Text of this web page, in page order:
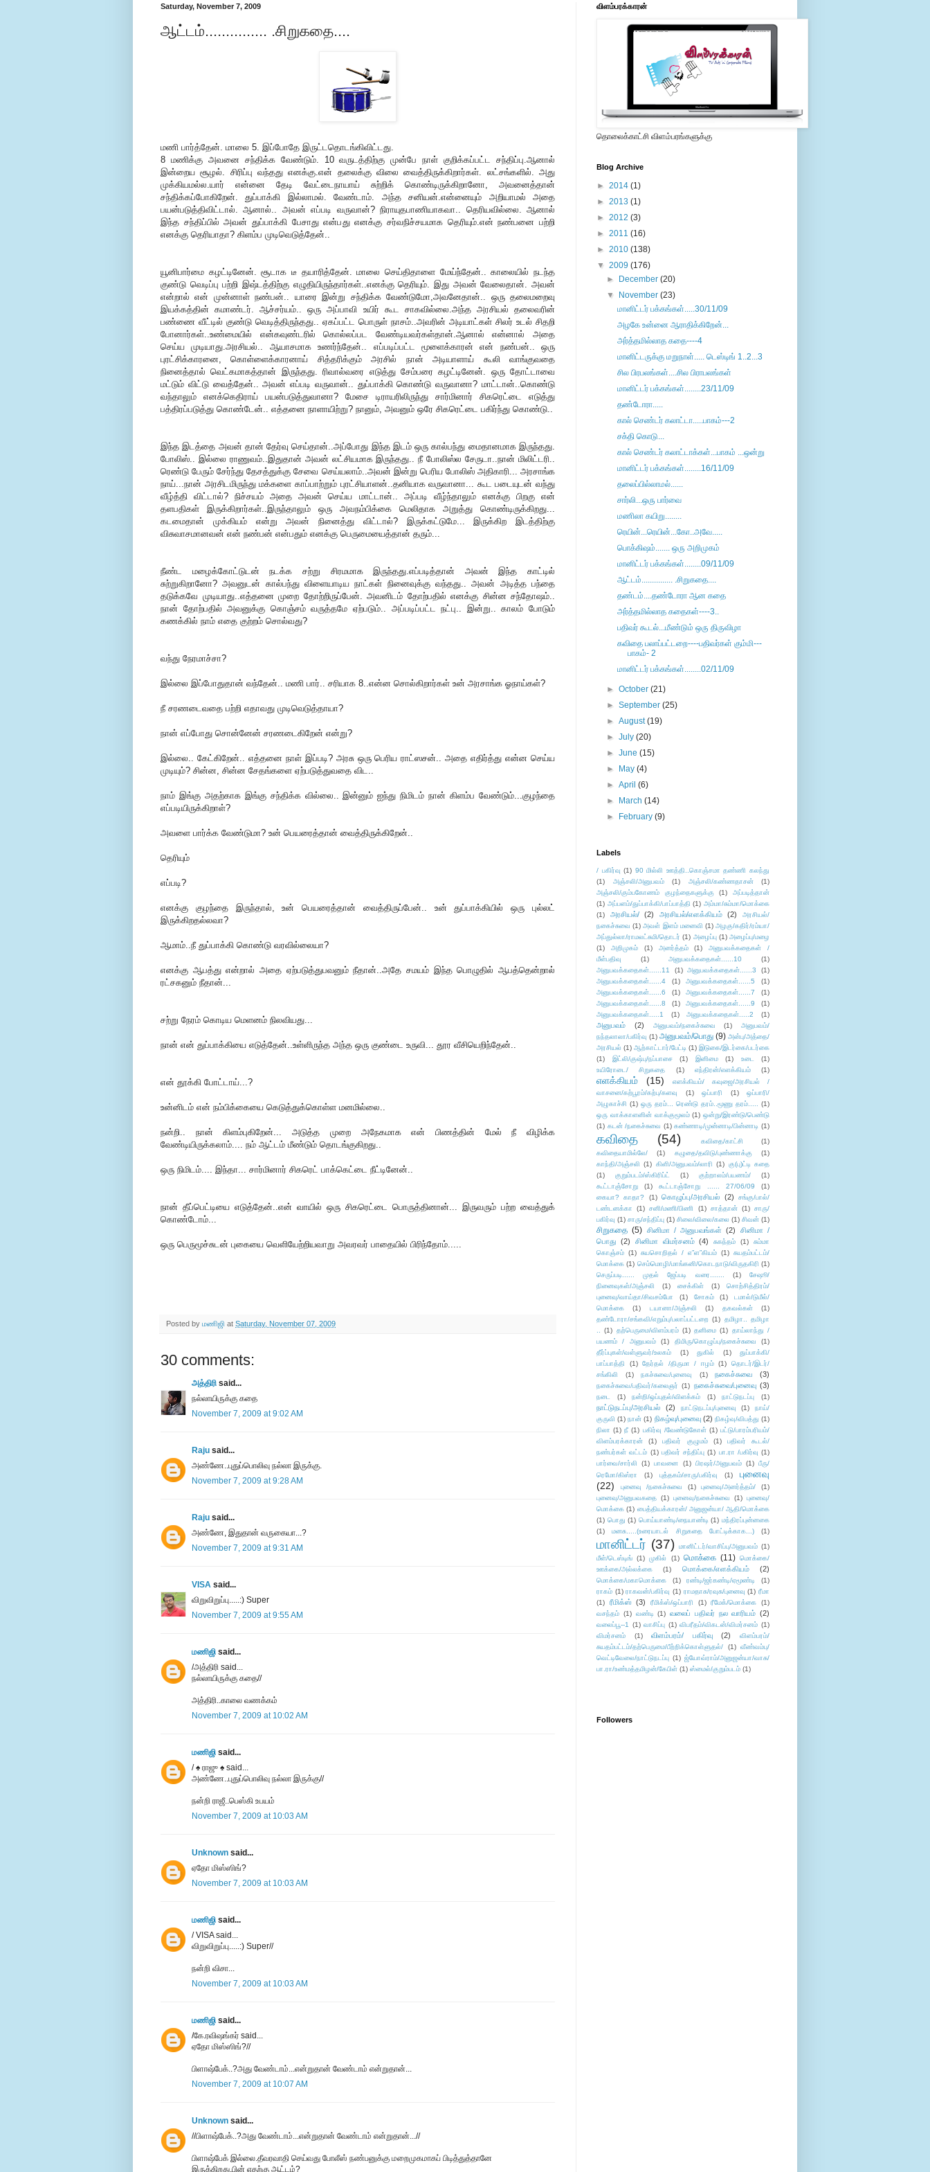
Saturday, November 7, 2009
ஆட்டம்............... .சிறுகதை....
மணி பார்த்தேன். மாலை 5. இப்போதே இருட்டதொடங்கிவிட்டது.
8 மணிக்கு அவனை சந்திக்க வேண்டும். 10 வருடத்திற்கு முன்பே நாள் குறிக்கப்பட்ட சந்திப்பு.ஆனால்
இன்றைய சூழல். சிரிப்பு வந்தது எனக்கு.என் தலைக்கு விலை வைத்திருக்கிறார்கள். லட்சங்களில். அது
முக்கியமல்ல.யார் என்னை தேடி வேட்டைநாயாய் சுற்றிக் கொண்டிருக்கிறானோ, அவனைத்தான்
சந்திக்கப்போகிறேன். துப்பாக்கி இல்லாமல். வேண்டாம். அந்த சனியன்.என்னையும் அறியாமல் அதை
பயன்படுத்திவிட்டால். ஆனால்.. அவன் எப்படி வருவான்? நிராயுதபாணியாகவா.. தெரியவில்லை. ஆனால்
இந்த சந்திப்பில் அவன் துப்பாக்கி பேசாது என்பது எனக்கு சர்வநிச்சயமாக தெரியும்.என் நண்பனை பற்றி
எனக்கு தெரியாதா? கிளம்ப முடிவெடுத்தேன்..
யூனிபார்மை கழட்டினேன். சூடாக டீ தயாரித்தேன். மாலை செய்திதாளை மேய்ந்தேன்.. காலையில் நடந்த
குண்டு வெடிப்பு பற்றி இஷ்டத்திற்கு எழுதியிருந்தார்கள்..எனக்கு தெரியும். இது அவன் வேலைதான். அவன்
என்றால் என் முன்னாள் நண்பன்.. யாரை இன்று சந்திக்க வேண்டுமோ,அவனேதான்.. ஒரு தலைமறைவு
இயக்கத்தின் கமாண்டர். ஆச்சர்யம்.. ஒரு அப்பாவி உயிர் கூட சாகவில்லை.அந்த அரசியல் தலைவரின்
பண்ணை வீட்டில் குண்டு வெடித்திருந்தது.. ஏகப்பட்ட பொருள் நாசம்..அவரின் அடியாட்கள் சிலர் உடல் சிதறி
போனார்கள்..உண்மையில் என்கவுண்டரில் கொல்லப்பட வேண்டியவர்கள்தான்.ஆனால் என்னால் அதை
செய்ய முடியாது.அரசியல்.. ஆயாசமாக உணர்ந்தேன்.. எப்படிப்பட்ட மூளைக்காரன் என் நண்பன்.. ஒரு
புரட்சிக்காரனை, கொள்ளைக்காரனாய் சித்தரிக்கும் அரசில் நான் அடியாளாய் கூலி வாங்குவதை
நினைத்தால் வெட்கமாகத்தான் இருந்தது. ரிவால்வரை எடுத்து சேம்பரை கழட்டினேன். ஒரு தோட்டாவை
மட்டும் விட்டு வைத்தேன்.. அவன் எப்படி வருவான்.. துப்பாக்கி கொண்டு வருவானா? மாட்டான்..கொண்டு
வந்தாலும் எனக்கெதிராய் பயன்படுத்துவானா? மேசை டிராயரிலிருந்து சார்மினார் சிகரெட்டை எடுத்து
பத்திரப்படுத்து கொண்டேன்.. எத்தனை நாளாயிற்று? நானும், அவனும் ஒரே சிகரெட்டை பகிர்ந்து கொண்டு..
இந்த இடத்தை அவன் தான் தேர்வு செய்தான்..அப்போது இந்த இடம் ஒரு கால்பந்து மைதானமாக இருந்தது.
போலிஸ்.. இல்லை ராணுவம்..இதுதான் அவன் லட்சியமாக இருந்தது.. நீ போலிஸ்ல சேருடா..நான் மிலிட்டரி..
ரெண்டு பேரும் சேர்ந்து தேசத்துக்கு சேவை செய்யலாம்..அவன் இன்று பெரிய போலிஸ் அதிகாரி... அரசாங்க
நாய்...நான் அரசிடமிருந்து மக்களை காப்பாற்றும் புரட்சியாளன்..தனியாக வருவானா... கூட படையுடன் வந்து
வீழ்த்தி விட்டால்? நிச்சயம் அதை அவன் செய்ய மாட்டான்.. அப்படி வீழ்ந்தாலும் எனக்கு பிறகு என்
தளபதிகள் இருக்கிறார்கள்..இருந்தாலும் ஒரு அவநம்பிக்கை மெலிதாக அறுத்து கொண்டிருக்கிறது...
கடமைதான் முக்கியம் என்று அவன் நினைத்து விட்டால்? இருக்கட்டுமே... இருக்கிற இடத்திற்கு
விசுவாசமானவன் என் நண்பன் என்பதும் எனக்கு பெருமையைத்தான் தரும்...
நீண்ட மழைக்கோட்டுடன் நடக்க சற்று சிரமமாக இருந்தது.எப்படித்தான் அவன் இந்த காட்டில்
சுற்றுகிறானோ? அவனுடன் கால்பந்து விளையாடிய நாட்கள் நினைவுக்கு வந்தது.. அவன் அடித்த பந்தை
தடுக்கவே முடியாது..எத்தனை முறை தோற்றிருப்பேன். அவனிடம் தோற்பதில் எனக்கு சின்ன சந்தோஷம்..
நான் தோற்பதில் அவனுக்கு கொஞ்சம் வருத்தமே ஏற்படும்.. அப்படிப்பட்ட நட்பு.. இன்று.. காலம் போடும்
கணக்கில் நாம் எதை குற்றம் சொல்வது?
வந்து நேரமாச்சா?
இல்லை இப்போதுதான் வந்தேன்.. மணி பார்.. சரியாக 8..என்ன சொல்கிறார்கள் உன் அரசாங்க ஓநாய்கள்?
நீ சரணடைவதை பற்றி எதாவது முடிவெடுத்தாயா?
நான் எப்போது சொன்னேன் சரணடைகிறேன் என்று?
இல்லை.. கேட்கிறேன்.. எத்தனை நாள் இப்படி? அரசு ஒரு பெரிய ராட்ஸசன்.. அதை எதிர்த்து என்ன செய்ய
முடியும்? சின்ன, சின்ன சேதங்களை ஏற்படுத்துவதை விட..
நாம் இங்கு அதற்காக இங்கு சந்திக்க வில்லை.. இன்னும் ஐந்து நிமிடம் நான் கிளம்ப வேண்டும்...குழந்தை
எப்படியிருக்கிறாள்?
அவளை பார்க்க வேண்டுமா? உன் பெயரைத்தான் வைத்திருக்கிறேன்..
தெரியும்
எப்படி?
எனக்கு குழந்தை இருந்தால், உன் பெயரைத்தான் வைத்திருப்பேன்.. உன் துப்பாக்கியில் ஒரு புல்லட்
இருக்கிறதல்லவா?
ஆமாம்..நீ துப்பாக்கி கொண்டு வரவில்லையா?
எனக்கு ஆபத்து என்றால் அதை ஏற்படுத்துபவனும் நீதான்..அதே சமயம் இந்த பொழுதில் ஆபத்தென்றால்
ரட்சகனும் நீதான்...
சற்று நேரம் கொடிய மெளனம் நிலவியது...
நான் என் துப்பாக்கியை எடுத்தேன்..உள்ளிருந்த அந்த ஒரு குண்டை உருவி... தூர வீசியெறிந்தேன்..
என் தூக்கி போட்டாய்...?
உன்னிடம் என் நம்பிக்கையை கெடுத்துக்கொள்ள மனமில்லை..
நன்றி.. நான் கிளம்புகிறேன்... அடுத்த முறை அநேகமாக என் பிணத்தின் மேல் நீ விழிக்க
வேண்டியிருக்கலாம்.... நம் ஆட்டம் மீண்டும் தொடங்குகிறது..
ஒரு நிமிடம்.... இந்தா... சார்மினார் சிகரெட் பாக்கெட்டை நீட்டினேன்..
நான் தீப்பெட்டியை எடுத்தேன்..என் வாயில் ஒரு சிகரெட்டை பொருத்தினான்... இருவரும் பற்ற வைத்துக்
கொண்டோம்...
ஒரு பெருமூச்சுடன் புகையை வெளியேற்றியவாறு அவரவர் பாதையில் பிரிந்தோம்.....
Posted by மணிஜி at Saturday, November 07, 2009
30 comments:
அத்திரி said...
நல்லாயிருக்கு கதை
November 7, 2009 at 9:02 AM
Raju said...
அண்ணே..புதுப்பொலிவு நல்லா இருக்கு.
November 7, 2009 at 9:28 AM
Raju said...
அண்ணே, இதுதான் வருகையா...?
November 7, 2009 at 9:31 AM
VISA said...
விறுவிறுப்பு.....:) Super
November 7, 2009 at 9:55 AM
மணிஜி said...
/அத்திரி said...
நல்லாயிருக்கு கதை//
அத்திரி..காலை வணக்கம்
November 7, 2009 at 10:02 AM
மணிஜி said...
/ ♠ ராஜு ♠ said...
அண்ணே..புதுப்பொலிவு நல்லா இருக்கு//
நன்றி ராஜீ..பெஸ்கி உபயம்
November 7, 2009 at 10:03 AM
Unknown said...
ஏதோ மிஸ்ஸிங்?
November 7, 2009 at 10:03 AM
மணிஜி said...
/ VISA said...
விறுவிறுப்பு.....:) Super//
நன்றி விசா...
November 7, 2009 at 10:03 AM
மணிஜி said...
/கே.ரவிஷங்கர் said...
ஏதோ மிஸ்ஸிங்?//
பிளாஷ்பேக்..?அது வேண்டாம்...என்றுதான் வேண்டாம் என்றுதான்...
November 7, 2009 at 10:07 AM
Unknown said...
//பிளாஷ்பேக்..?அது வேண்டாம்...என்றுதான் வேண்டாம் என்றுதான்...//
பிளாஷ்பேக் இல்லை.தீவரவாதி செய்வது போலீஸ் நண்பனுக்கு மறைமுகமாகப் பிடித்துத்தானே
இருக்கிறது.பின் எதற்கு ஆட்டம்?
விளம்பரக்காரன்
தொலைக்காட்சி விளம்பரங்களுக்கு
Blog Archive
► 2014 (1)
► 2013 (1)
► 2012 (3)
► 2011 (16)
► 2010 (138)
▼ 2009 (176)
►
December(20)
▼
November(23)
மானிட்டர் பக்கங்கள்.....30/11/09
அழகே உன்னை ஆராதிக்கிறேன்...
அர்த்தமில்லாத கதை----4
மானிட்டருக்கு மறுநாள்..... டெஸ்டிங் 1..2...3
சில பிரபலங்கள்....சில பிராபலங்கள்
மானிட்டர் பக்கங்கள்........23/11/09
தண்டோரா.....
கால் செண்டர் கலாட்டா.....பாகம்---2
சக்தி கொடு...
கால் செண்டர் கலாட்டாக்கள்...பாகம் ...ஒன்று
மானிட்டர் பக்கங்கள்........16/11/09
தலைப்பில்லாமல்......
சார்லி...ஒரு பார்வை
மணிலா கயிறு........
ரெயின்...ரெயின்...கோ..அவே.....
பொக்கிஷம்....... ஒரு அறிமுகம்
மானிட்டர் பக்கங்கள்........09/11/09
ஆட்டம்............... .சிறுகதை....
தண்டம்....தண்டோரா ஆன கதை
அர்த்தமில்லாத கதைகள்----3..
பதிவர் கூடல்...மீண்டும் ஒரு திருவிழா
கவிதை பலாப்பட்டறை----பதிவர்கள் கும்மி---
பாகம்- 2
மானிட்டர் பக்கங்கள்........02/11/09
►October(21)
►September(25)
►August(19)
►July(20)
►June(15)
►
May(4)
►April(6)
►
March(14)
►
February(9)
Labels
/ பகிர்வு (1) 90 மில்லி ஊத்தி..கொஞ்சமா தண்ணி கலந்து
(1)
அஞ்சலி/அனுபவம் (1) அஞ்சலி/கண்ணதாசன்
(1)
அஞ்சலி/கும்பகோணம் குழந்தைகளுக்கு
(1)
அப்படித்தான்
(1) அப்பளம்/துப்பாக்கி/பாப்பாத்தி (1) அம்மா/சும்மா/மொக்கை
(1)
அரசியல்/ (2) அரசியல்/எளக்கியம் (2)
அரசியல்/
நகைச்சுவை (1) அவள் இளம் மனைவி (1) அழகு/கதிர்/ரம்யா/
அப்துல்லா/ராமலட்சுமி/தொடர் (1) அழைப்பு (1) அழைப்பு/மழை
(1)
அறிமுகம் (1) அனர்த்தம் (1)
அனுபவக்கதைகள் /
மீள்பதிவு
(1) அனுபவக்கதைகள்......10
(1)
அனுபவக்கதைகள்......11
(1) அனுபவக்கதைகள்......3
(1)
அனுபவக்கதைகள்......4
(1) அனுபவக்கதைகள்......5
(1)
அனுபவக்கதைகள்......6
(1) அனுபவக்கதைகள்......7
(1)
அனுபவக்கதைகள்......8
(1) அனுபவக்கதைகள்......9
(1)
அனுபவக்கதைகள்.....1
(1) அனுபவக்கதைகள்.....2 (1)
அனுபவம் (2) அனுபவம்/நகைச்சுவை (1)
அனுபவம்/
நந்தலாலா/பகிர்வு (1) அனுபவம்/பொது (9) அன்பு/அத்தை/
அரசியல் (1) ஆற்காட்டார்/பேட்டி (1) இடுகை/இடர்கை/படர்கை
(1)
இட்லி/குஷ்பு/நப்பாசை (1) இனிமை (1) உடை
(1)
உயிரோடை/ சிறுகதை
(1) எந்திரன்/எளக்கியம் (1)
எளக்கியம் (15)
எளக்கியம்/ கவுஜை/அரசியல் /
வாசனை/கற்பூரம்/கற்பு/களவு
(1) ஒப்பாரி (1)
ஒப்பாரி/
அழுகாச்சி (1) ஒரு தரம்... ரெண்டு தரம்..மூணு தரம்..... (1)
ஒரு வாக்காளனின் வாக்குமூலம் (1) ஒன்று/இரண்டு/பெண்டு
(1) கடன் /நகைச்சுவை (1) கண்ணாடி/முன்னாடி/பின்னாடி (1)
கவிதை (54) கவிதை/காட்சி
(1)
கவிதையாமில்லே/
(1) கழுதை/தவிடு/புண்ணாக்கு
(1)
காந்தி/அஞ்சலி (1) கிளி/அனுபவம்/லாரி (1) கு(பு)ட்டி கதை
(1)
குறும்படம்/ஸ்கிரிப்ட் (1) குற்றாலம்/பயணம்/
(1)
கூட்டாஞ்சோறு
(1) கூட்டாஞ்சோறு ...... 27/06/09
(1)
கையா? காதா?
(1) கொழுப்பு/அரசியல் (2)
சங்கு/பால்/
டண்டனக்கா
(1) சனி/மணி/பிணி (1) சாத்தான் (1) சாரு/
பகிர்வு (1) சாரு/சந்திப்பு (1) சிலை/விலை/கலை (1) சிவன் (1)
சிறுகதை (5) சினிமா / அனுபவங்கள் (2)
சினிமா /
பொது (2) சினிமா விமர்சனம் (4) சுகந்தம் (1)
சும்மா
கொஞ்சம் (1) சுயசொறிதல் / எ”ள”கியம் (1) சுயதம்பட்டம்/
மொக்கை (1) செம்மொழி/மாங்கனி/கொடநாடு/விருதகிரி (1)
செருப்படி...... முதல் ஜேப்படி வரை.......
(1)
சேஷூ/
நினைவுகள்/அஞ்சலி
(1) சைக்கிள் (1)
சொற்சித்திரம்/
புனைவு/வாய்தா/சிவசம்போ
(1) சோகம் (1)
டமால்/டுமீல்/
மொக்கை
(1) டயானா/அஞ்சலி (1) தகவல்கள்
(1)
தண்டோரா/சங்கவி/எறும்பு/பலாப்பட்டறை (1) தமிழா.. தமிழா
.. (1) தற்பெருமை/விளம்பரம் (1) தனிமை (1) தாய்லாந்து /
பயணம் / அனுபவம்
(1) திமிரு/கொழுப்பு/நகைச்சுவை
(1)
தீர்ப்புகள்/வள்ளுவர்/உலகம்
(1) துகில் (1)
துப்பாக்கி/
பாப்பாத்தி
(1) தேர்தல் /திருமா / ஈழம் (1)
தொடர்/இடர்/
சங்கிலி
(1) நகச்சுவை/புனைவு (1) நகைச்சுவை (3)
நகைச்சுவை/பதிவர்/கலைஞர் (1) நகைச்சுவை/புனைவு (3)
நடை (1) நன்றி/ஒப்புதல்/விளக்கம் (1) நாட்டுநடப்பு (1)
நாட்டுநடப்பு/அரசியல் (2) நாட்டுநடப்பு/புனைவு (1)
நாய்/
குருவி (1) நான் (1) நிகழ்வு/புனைவு (2) நிகழ்வு/விபத்து (1)
நிலா (1) நீ (1) பகிர்வு /வேண்டுகோள் (1) பட்டு/பாரம்பரியம்/
விளம்பரக்காரன்
(1) பதிவர் குழுமம் (1)
பதிவர் கூடல்/
நண்பர்கள் வட்டம் (1) பதிவர் சந்திப்பு (1) பா.ரா /பகிர்வு (1)
பார்வை/சார்லி
(1) பாவனை (1) பிரஷர்/அனுபவம் (1) பீரு/
ரெமோ/கிஸ்ரா
(1) புத்தகம்/சாரு/பகிர்வு (1)
புனைவு
(22)
புனைவு /நகைச்சுவை (1) புனைவு/அனர்த்தம்/
(1)
புனைவு/அனுபவகதை (1) புனைவு/நகைச்சுவை (1) புனைவு/
மொக்கை (1) பைத்தியக்காரன்/ அனுஜன்யா/ ஆதி/மொக்கை
(1) பொது (1) பொய்யாண்டி/நையாண்டி (1) மந்திரப்புன்னகை
(1)
மனசு.....(உரையாடல் சிறுகதை போட்டிக்காக...) (1)
மானிட்டர் (37) மானிட்டர்/வாசிப்பு/அனுபவம் (1)
மீள்/டெஸ்டிங் (1) முகில் (1) மொக்கை (11) மொக்கை/
ஊக்கை/அல்லக்கை
(1) மொக்கை/எளக்கியம் (2)
மொக்கை/மகாமொக்கை (1) ரண்டி/ஜர்கண்டி/ஏமூண்டி
(1)
ராகம் (1) ராகவன்/பகிர்வு (1) ராமதாசு/ரவுசு/புனைவு (1) ரீமா
(1)
ரீமிக்ஸ் (3) ரீமிக்ஸ்/ஒப்பாரி (1) ரீமேக்/மொக்கை
(1)
வசந்தம் (1) வண்டி (1) வலைப் பதிவர் நல வாரியம் (2)
வலைப்பூ--1 (1) வாசிப்பு (1) விபரீதம்/விகடன்/விமர்சனம் (1)
விமர்சனம்
(1) விளம்பரம்/ பகிர்வு (2)
விளம்பரம்/
சுயதம்பட்டம்/தற்பெருமை/பீற்றிக்கொள்ளுதல்/
(1) வீண்வம்பு/
வெட்டிவேலை/நாட்டுநடப்பு (1) ஜ்யோவ்ராம்/அனுஜன்யா/வாசு/
பா.ரா/உண்மத்தமிழன்/கேபிள் (1) ஸ்மைல்/குறும்படம் (1)
Followers